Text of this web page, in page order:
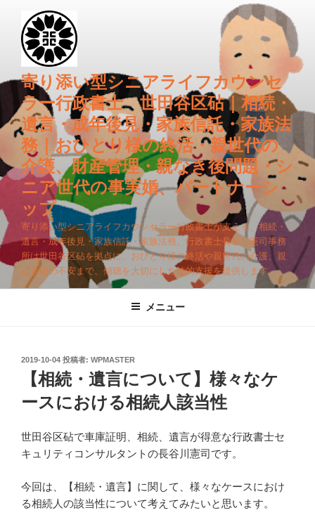
キ
プ
寄り添い型シニアライフカウンセ
ラー行政書士 世田谷区砧｜相続・
遺言・成年後見・家族信託・家族法
務｜おひとり様の終活・親世代の
介護、財産管理・親なき後問題・シ
ニア世代の事実婚、パートナーシ
ップ
寄り添い型シニアライフカウンセラー行政書士が支える、相続・
遺言・成年後見・家族信託・家族法務。行政書士長谷川憲司事務
所は世田谷区砧を拠点に、おひとり様の終活や親世代の介護、親
なき後の不安まで、傾聴を大切にした法的支援を提供します。
メニュー
投
2019-10-04 投稿者: WPMASTER
【相続・遺言について】様々なケ
ースにおける相続人該当性
世田谷区砧で車庫証明、相続、遺言が得意な行政書士セ
キュリティコンサルタントの長谷川憲司です。
今回は、【相続・遺言】に関して、様々なケースにおけ
る相続人の該当性について考えてみたいと思います。